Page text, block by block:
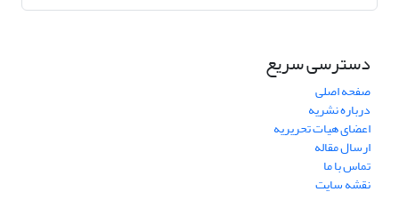
دسترسی سریع
صفحه اصلی
درباره نشریه
اعضای هیات تحریریه
ارسال مقاله
تماس با ما
نقشه سایت